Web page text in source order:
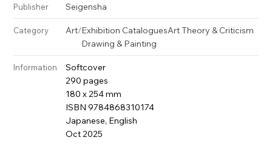
Publisher Seigensha
Category Art/Exhibition CataloguesArt Theory & Criticism
Drawing & Painting
Information
Softcover
290 pages
180 x 254 mm
ISBN 9784868310174
Japanese, English
Oct 2025